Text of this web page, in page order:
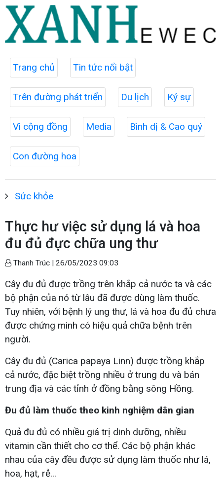
Trang chủ Tin tức nổi bật
Trên đường phát triển Du lịch Ký sự
Vì cộng đồng Media Bình dị & Cao quý
Con đường hoa
Sức khỏe
Thực hư việc sử dụng lá và hoa
đu đủ đực chữa ung thư
Thanh Trúc | 26/05/2023 09:03
Cây đu đủ được trồng trên khắp cả nước ta và các
bộ phận của nó từ lâu đã được dùng làm thuốc.
Tuy nhiên, với bệnh lý ung thư, lá và hoa đu đủ chưa
được chứng minh có hiệu quả chữa bệnh trên
người.
Cây đu đủ (Carica papaya Linn) được trồng khắp
cả nước, đặc biệt trồng nhiều ở trung du và bán
trung địa và các tỉnh ở đồng bằng sông Hồng.
Đu đủ làm thuốc theo kinh nghiệm dân gian
Quả đu đủ có nhiều giá trị dinh dưỡng, nhiều
vitamin cần thiết cho cơ thể. Các bộ phận khác
nhau của cây đều được sử dụng làm thuốc như lá,
hoa, hạt, rễ...